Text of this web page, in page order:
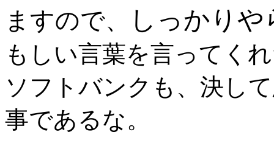
ますので、
しっかり
もしい言葉を言ってく
ソフトバンクも、決し
事であるな。